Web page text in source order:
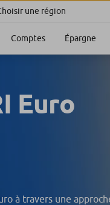
une région
Comptes Épargne
Euro
à travers une